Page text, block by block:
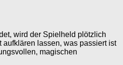
wird der Spielheld plötzlich
lassen, was passiert ist
magischen